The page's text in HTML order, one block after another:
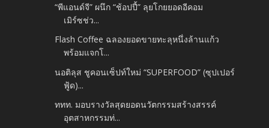
“พีแอนด์จี” ผนึก “ช้อปปี้” ลุยโกยยอดอีคอม
เมิร์ซช่ว...
Flash Coffee ฉลองยอดขายทะลุหนึ่งล้านแก้ว
พร้อมแจกโ...
นอติลุส ชูคอนเซ็ปท์ใหม่ “SUPERFOOD” (ซุปเปอร์
ฟู้ด)...
ททท. มอบรางวัลสุดยอดนวัตกรรมสร้างสรรค์
อุตสาหกรรมท่...